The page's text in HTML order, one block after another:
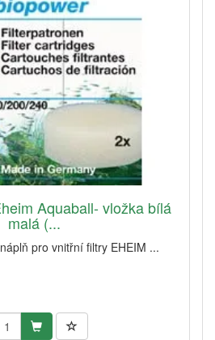
Aquaball- vložka bílá
malá (...
pro vnitřní filtry EHEIM ...